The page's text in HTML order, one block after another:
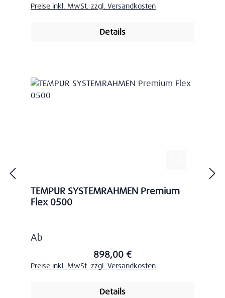
Preise inkl. MwSt. zzgl. Versandkosten
Details
TEMPUR SYSTEMRAHMEN Premium
Flex 0500
Regulärer Preis:
Ab
898,00 €
Preise inkl. MwSt. zzgl. Versandkosten
Details